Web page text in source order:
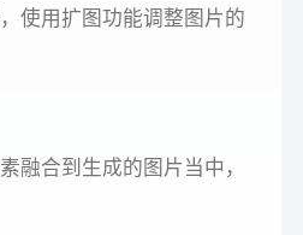
使用扩图功能调整图片的
融合到生成的图片当中，